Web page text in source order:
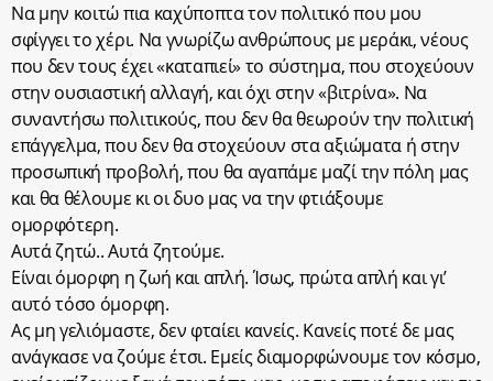
Να μην κοιτώ πια καχύποπτα τον πολιτικό που μου
σφίγγει το χέρι. Να γνωρίζω ανθρώπους με μεράκι, νέους
που δεν τους έχει «καταπιεί» το σύστημα, που στοχεύουν
στην ουσιαστική αλλαγή, και όχι στην «βιτρίνα». Να
συναντήσω πολιτικούς, που δεν θα θεωρούν την πολιτική
επάγγελμα, που δεν θα στοχεύουν στα αξιώματα ή στην
προσωπική προβολή, που θα αγαπάμε μαζί την πόλη μας
και θα θέλουμε κι οι δυο μας να την φτιάξουμε
ομορφότερη.
Αυτά ζητώ.. Αυτά ζητούμε.
Είναι όμορφη η ζωή και απλή. Ίσως, πρώτα απλή και γι’
αυτό τόσο όμορφη.
Ας μη γελιόμαστε, δεν φταίει κανείς. Κανείς ποτέ δε μας
ανάγκασε να ζούμε έτσι. Εμείς διαμορφώνουμε τον κόσμο,